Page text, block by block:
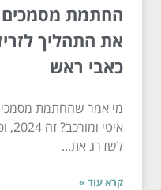
את התהליך
כאבי ראש
מי אמר שהחתמת
לשדרג את...
קרא עוד »